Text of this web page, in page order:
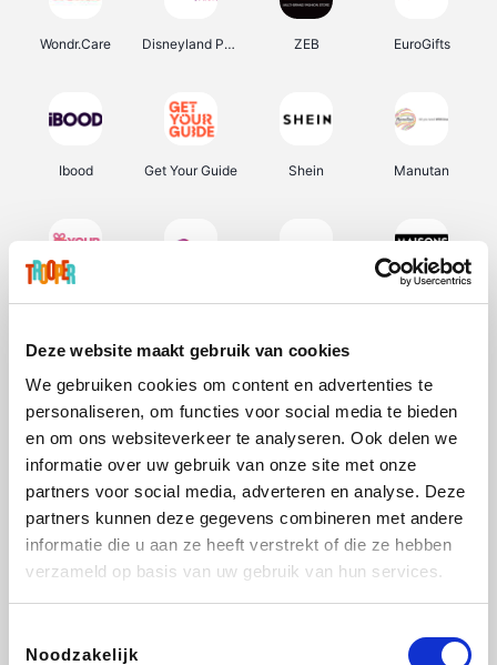
Deze website maakt gebruik van cookies
We gebruiken cookies om content en advertenties te
personaliseren, om functies voor social media te bieden
en om ons websiteverkeer te analyseren. Ook delen we
informatie over uw gebruik van onze site met onze
partners voor social media, adverteren en analyse. Deze
partners kunnen deze gegevens combineren met andere
informatie die u aan ze heeft verstrekt of die ze hebben
verzameld op basis van uw gebruik van hun services.
Noodzakelijk
Wondr.Care Disneyland Paris ZEB EuroGifts
Ibood Get Your Guide Shein Manutan
Sarenza Interhome Schiesser Bolt Energie